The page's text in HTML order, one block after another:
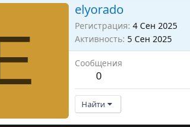
elyorado
Регистрация 4 Сен 2025
Активность 5 Сен 2025
Сообщения
0
Найти